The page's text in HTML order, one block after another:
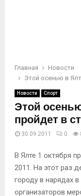
Главная
Новости
Этой осенью в
Новости Спорт
Этой
пройдет в
30.09.2011 0
В Ялте 1 октября
2011. На этот раз
городу в нарядах
организаторов